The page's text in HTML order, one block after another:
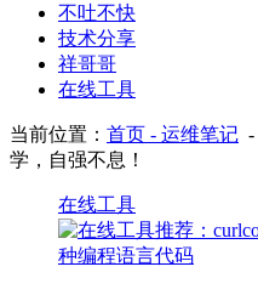
不吐不快
技术分享
祥哥哥
在线工具
当前位置： 首页 - 运维笔记 -
学，自强不息！
在线工具